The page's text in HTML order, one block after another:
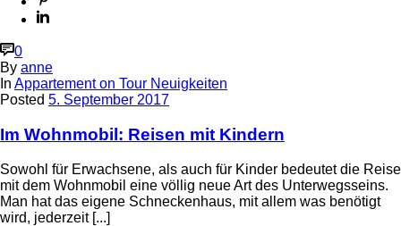
0
By anne
In Appartement on Tour Neuigkeiten
Posted 5. September 2017
Im Wohnmobil: Reisen mit Kindern
Sowohl für Erwachsene, als auch für Kinder bedeutet die Reise
mit dem Wohnmobil eine völlig neue Art des Unterwegsseins.
Man hat das eigene Schneckenhaus, mit allem was benötigt
wird, jederzeit [...]